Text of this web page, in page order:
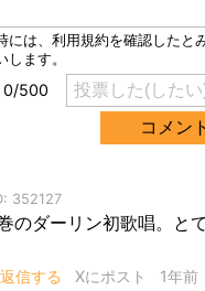
最新トレンド
バイスの未来
分かる
を詳説